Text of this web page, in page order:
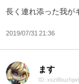
長く連れ添った我が
2019/07/31 21:36
ます
ID: xszi6buzfqwt